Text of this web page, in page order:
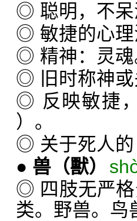
◎ 聪明，不呆
◎ 敏捷的心理
◎ 精神：灵魂
◎ 旧时称神或
◎ 反映敏捷
）。
◎ 关于死人的
● 兽 （獸）
◎ 四肢无严格
类。野兽。鸟